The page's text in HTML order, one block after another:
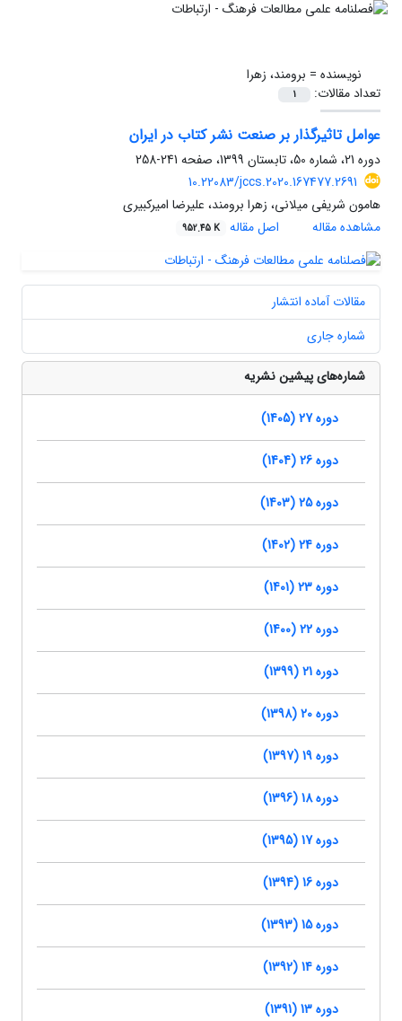
نویسنده = برومند، زهرا
تعداد مقالات:
1
عوامل تاثیرگذار بر صنعت نشر کتاب در ایران
دوره 21، شماره 50، تابستان 1399، صفحه
241-258
10.22083/jccs.2020.167477.2691
هامون شریفی میلانی، زهرا برومند، علیرضا امیرکبیری
مشاهده مقاله
اصل مقاله 952.45 K
مقالات آماده انتشار
شماره جاری
شماره‌های پیشین نشریه
دوره 27 (1405)
دوره 26 (1404)
دوره 25 (1403)
دوره 24 (1402)
دوره 23 (1401)
دوره 22 (1400)
دوره 21 (1399)
دوره 20 (1398)
دوره 19 (1397)
دوره 18 (1396)
دوره 17 (1395)
دوره 16 (1394)
دوره 15 (1393)
دوره 14 (1392)
دوره 13 (1391)